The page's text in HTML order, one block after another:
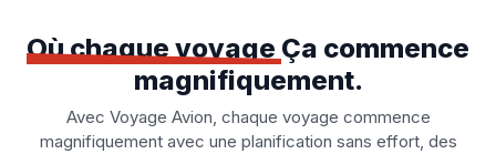
Où chaque voyage Ça commence
magnifiquement.
Avec Voyage Avion, chaque voyage commence
magnifiquement avec une planification sans effort, des